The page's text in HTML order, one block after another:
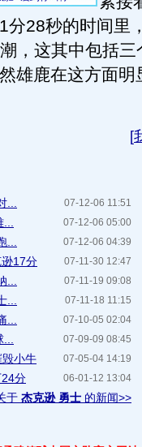
分28秒的时间里
，这其中包括三
雄鹿在这方面明
[
07-12-06 11:51
07-12-06 05:00
07-12-06 04:39
07-11-30 12:47
17分
07-11-19 09:08
07-11-18 11:15
07-10-05 02:04
07-09-09 08:45
07-05-04 14:19
小牛
06-01-12 13:04
分
于 杰克逊 勇士 的新闻>>